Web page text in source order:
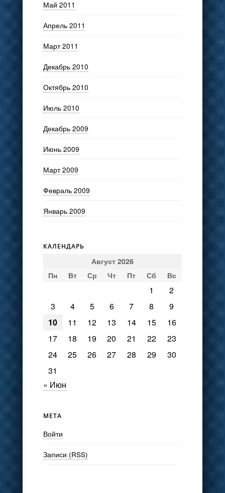
Май 2011
Апрель 2011
Март 2011
Декабрь 2010
Октябрь 2010
Июль 2010
Декабрь 2009
Июнь 2009
Март 2009
Февраль 2009
Январь 2009
КАЛЕНДАРЬ
Август 2026
Пн
Вт Ср Чт Пт Сб Вс
1
2
3
4 5 6 7 8
9
10
11 12 13 14 15
16
17
18 19 20 21 22
23
24
25 26 27 28 29
30
31
« Июн
МЕТА
Войти
Записи (RSS)